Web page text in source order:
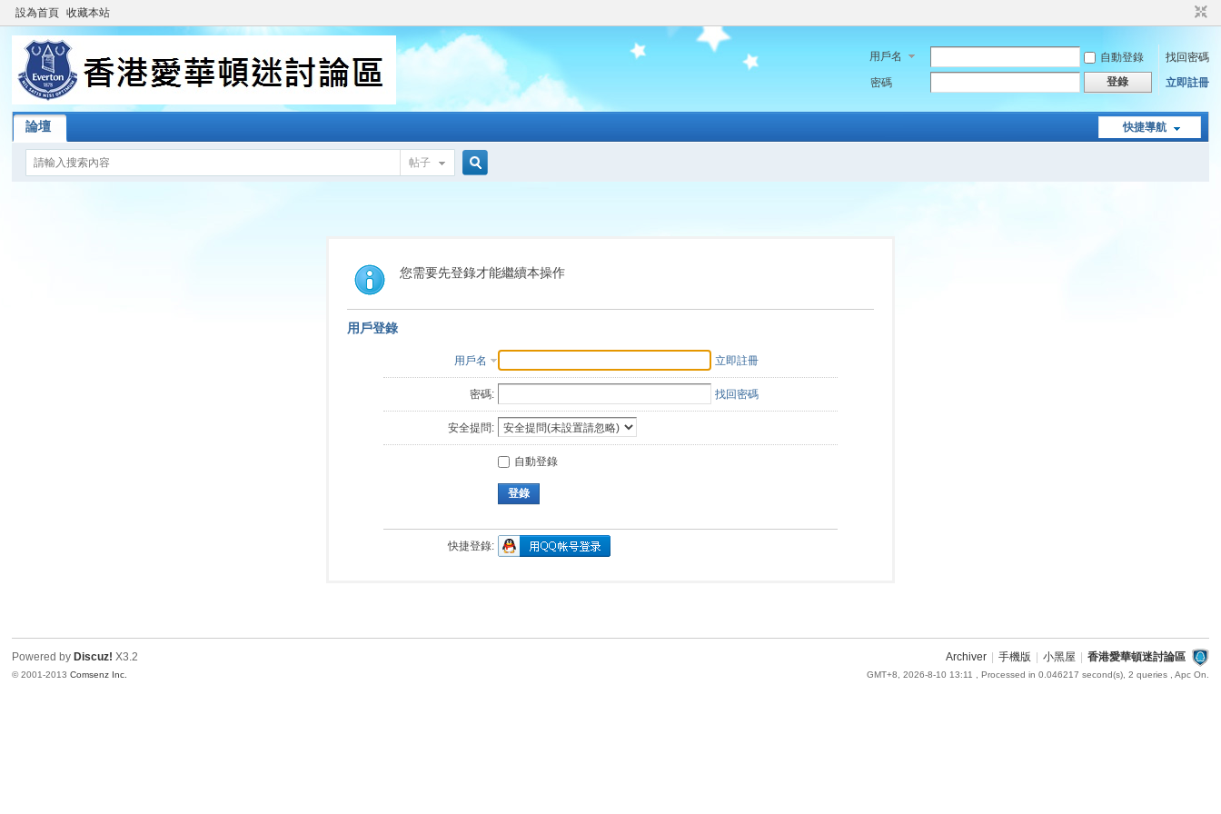
設為首頁 收藏本站
用戶名 自動登錄
找回密碼
密碼
登錄 立即註冊
快捷導航
論壇
帖子
索
您需要先登錄才能繼續本操作
用戶登錄
用戶名 立即註冊
密碼: 找回密碼
安全提問:
自動登錄
登錄
快捷登錄:
Archiver 手機版 小黑屋 香港愛華頓迷討論區
GMT+8, 2026-8-10 13:11 , Processed in 0.046217 second(s), 2 queries , Apc On.
Powered by Discuz! X3.2
© 2001-2013Comsenz Inc.